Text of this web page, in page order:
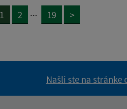
1 2 ... 19 >
Našli ste na stránke